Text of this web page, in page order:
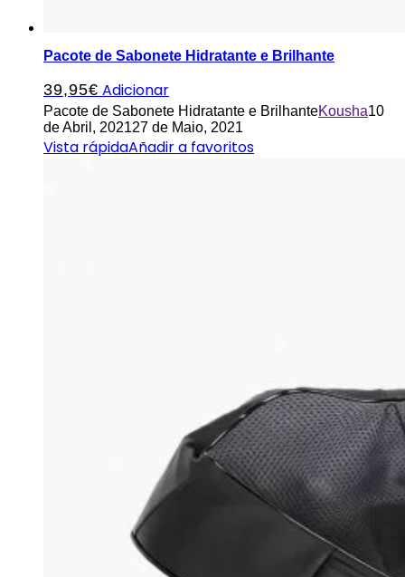
Pacote de Sabonete Hidratante e Brilhante
39,95€ Adicionar
Pacote de Sabonete Hidratante e BrilhanteKousha10
de Abril, 202127 de Maio, 2021
Vista rápidaAñadir a favoritos